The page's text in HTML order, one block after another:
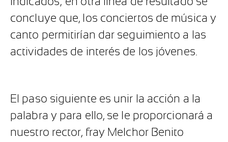
concluye que, los conciertos de música y
canto permitirían dar seguimiento a las
actividades de interés de los jóvenes.
El paso siguiente es unir la acción a la
palabra y para ello, se le proporcionará a
nuestro rector, fray Melchor Benito